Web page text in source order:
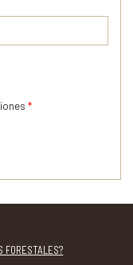
*
FORESTALES?